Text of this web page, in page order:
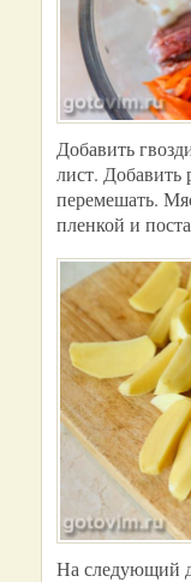
Добавить
лист. Добавить
перемешать.
пленкой и
На следующий